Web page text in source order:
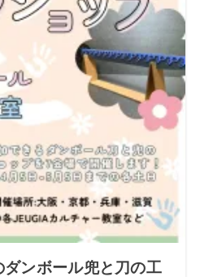
ンボール兜と刀の工